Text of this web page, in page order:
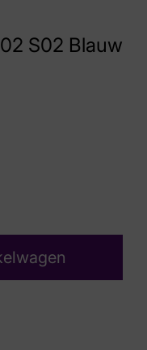
S02 Blauw